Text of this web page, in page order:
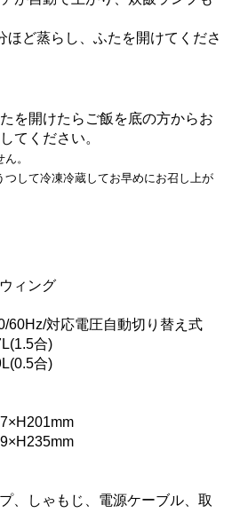
ほど蒸らし、ふたを開けてくださ
を開けたらご飯を底の方からお
てください。
。
つして冷凍冷蔵してお早めにお召し上が
ィング
60Hz/対応電圧自動切り替え式
合)
合)
、しゃもじ、電源ケーブル、取